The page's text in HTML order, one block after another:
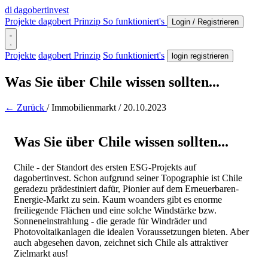
di dagobertinvest
Projekte dagobert Prinzip So funktioniert's Login / Registrieren
Projekte dagobert Prinzip So funktioniert's login registrieren
Was Sie über Chile wissen sollten...
← Zurück / Immobilienmarkt / 20.10.2023
Was Sie über Chile wissen sollten...
Chile - der Standort des ersten ESG-Projekts auf
dagobertinvest. Schon aufgrund seiner Topographie ist Chile
geradezu prädestiniert dafür, Pionier auf dem Erneuerbaren-
Energie-Markt zu sein. Kaum woanders gibt es enorme
freiliegende Flächen und eine solche Windstärke bzw.
Sonneneinstrahlung - die gerade für Windräder und
Photovoltaikanlagen die idealen Voraussetzungen bieten. Aber
auch abgesehen davon, zeichnet sich Chile als attraktiver
Zielmarkt aus!